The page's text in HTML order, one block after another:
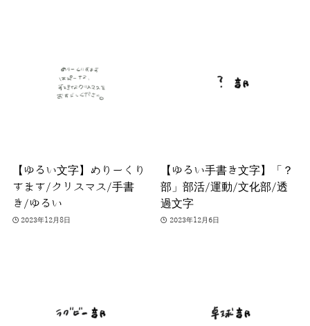
【ゆるい文字】めりーくり
すます/クリスマス/手書
き/ゆるい
2023年12月8日
【ゆるい手書き文字】「？
部」部活/運動/文化部/透
過文字
2023年12月6日